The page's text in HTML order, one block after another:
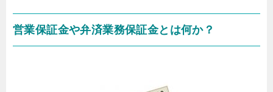
営業保証金や弁済業務保証金とは何か？